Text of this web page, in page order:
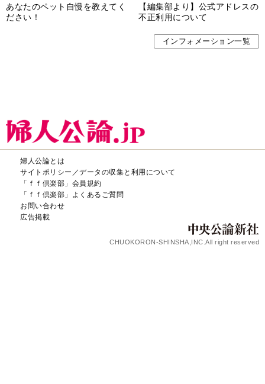
あなたのペット自慢を教えてく
ださい！
【編集部より】公式アドレスの
不正利用について
インフォメーション一覧
婦人公論とは
サイトポリシー／データの収集と利用について
「ｆｆ倶楽部」会員規約
「ｆｆ倶楽部」よくあるご質問
お問い合わせ
広告掲載
CHUOKORON-SHINSHA,INC.All right reserved